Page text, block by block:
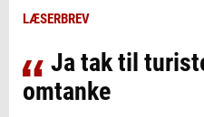
LÆSERBREV
Ja tak til
omtanke